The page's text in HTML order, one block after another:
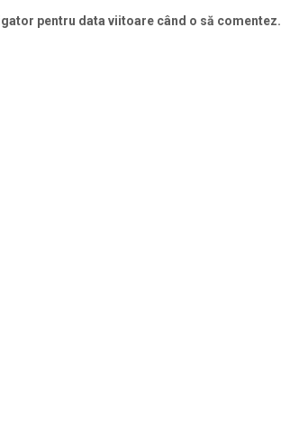
pentru data viitoare când o să comentez.